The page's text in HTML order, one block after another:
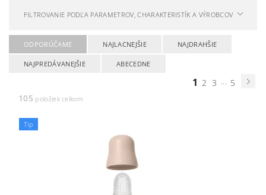
FILTROVANIE PODĽA PARAMETROV, CHARAKTERISTÍK A VÝROBCOV
ODPORÚČAME NAJLACNEJŠIE NAJDRAHŠIE
NAJPREDÁVANEJŠIE ABECEDNE
1 2 3 ... 5
105 položiek celkom
Tip